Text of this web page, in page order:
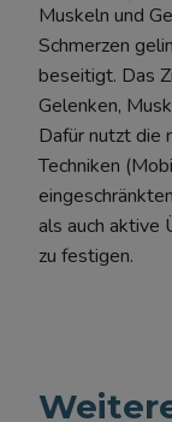
Muskeln und
Schmerzen
beseitigt. Das
Gelenken,
Dafür nutzt die
Techniken
als auch aktive
zu festigen.